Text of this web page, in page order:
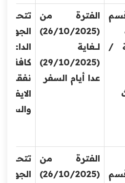
/
الفترة من
(26/10/2025)
لــــغاية
(29/10/2025)
عدا أيام السفر
تتحمل
الجهة
الداعية
كافة
نفقات
الايفاد
الفترة من
(26/10/2025)
تتحمل
الجهة